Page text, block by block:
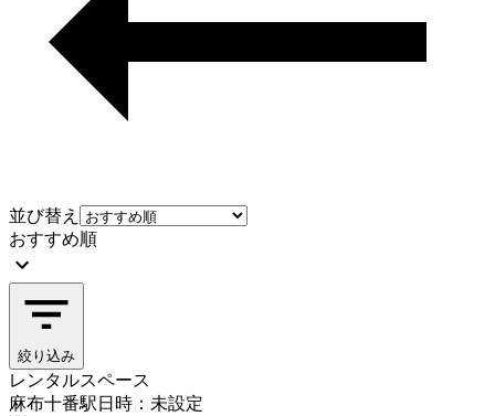
並び替え
おすすめ順
絞り込み
レンタルスペース
麻布十番駅日時：未設定